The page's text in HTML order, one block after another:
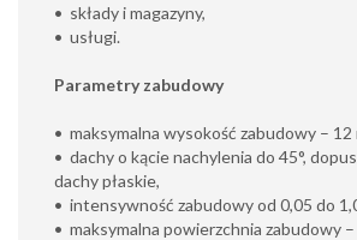
•⁠ ⁠składy i magazyny,
•⁠ ⁠usługi.
Parametry zabudowy
•⁠ ⁠maksymalna wysokość zabudowy – 12
•⁠ ⁠dachy o kącie nachylenia do 45°,
dachy płaskie,
•⁠ ⁠intensywność zabudowy od 0,05 do
•⁠ ⁠maksymalna powierzchnia zabudowy